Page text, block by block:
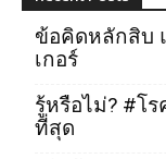
ข้อคิดหลักสิบ
เกอร์
รู้หรือไม่? #โ
ที่สุด